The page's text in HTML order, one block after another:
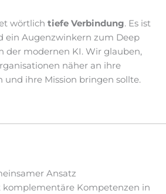
wörtlich tiefe Verbindung. Es ist
ein Augenzwinkern zum Deep
der modernen KI. Wir glauben,
näher an ihre
und ihre Mission bringen sollte.
Ansatz
komplementäre Kompetenzen in